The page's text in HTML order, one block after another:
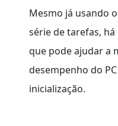
Mesmo já usando
série de tarefas,
que pode ajudar a
desempenho do
inicialização.